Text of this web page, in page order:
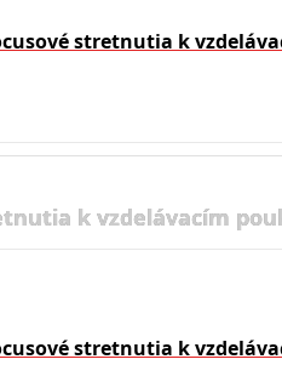
stretnutia k
k vzdelávacím
stretnutia k